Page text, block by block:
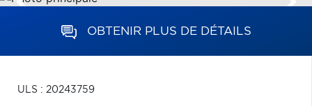
OBTENIR PLUS DE DÉTAILS
ULS : 20243759